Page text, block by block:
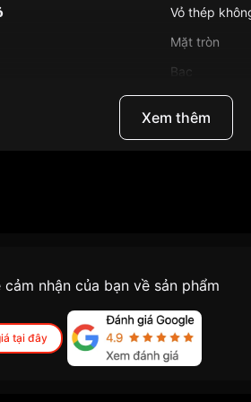
Vỏ thép
Mặt tròn
Bạc
"Seiko SKX009K1":
Xem thêm
cảm nhận của bạn về sản phẩm
tại đây